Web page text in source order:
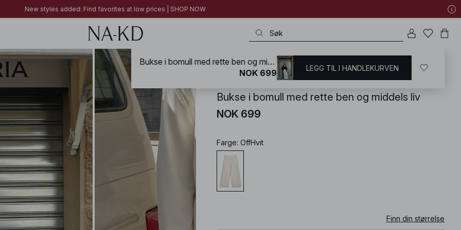
FINAL SALE | SHOP NOW
FINAL SALE | SHOP NOW
New styles added: Find favorites at low prices | SHOP NOW
/ Bukser / Bukser med rette ben
Bukse i bomull med rette ben og middels liv
NOK 699
Farge: OffHvit
Finn din størrelse
Bukse i bomull med rette ben og middels liv
NOK 699
LEGG TIL I HANDLEKURVEN